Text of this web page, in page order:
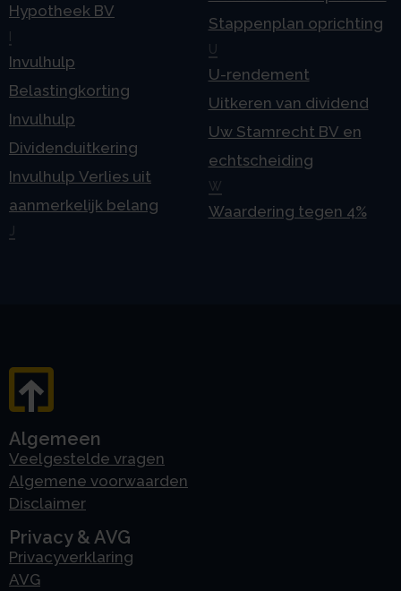
Hypotheek BV
Invulhulp
Belastingkorting
Invulhulp
Dividenduitkering
Invulhulp Verlies uit
aanmerkelijk belang
J
Stappenplan oprichting
U
U-rendement
Uitkeren van dividend
Uw Stamrecht BV en
echtscheiding
W
Waardering tegen 4%
Algemeen
Veelgestelde vragen
Algemene voorwaarden
Disclaimer
Privacy & AVG
Privacyverklaring
AVG